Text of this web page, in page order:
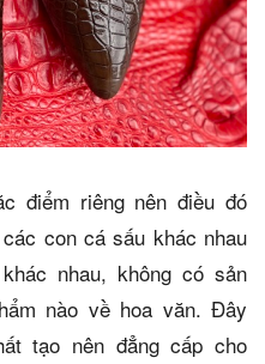
điểm riêng nên điều đó
con cá sấu khác nhau
nhau, không có sản
nào về hoa văn. Đây
tạo nên đẳng cấp cho